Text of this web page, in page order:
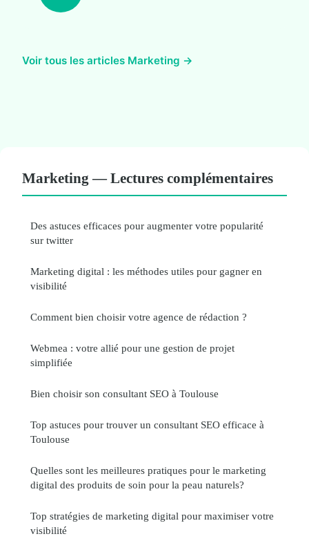
Voir tous les articles Marketing →
Marketing — Lectures complémentaires
Des astuces efficaces pour augmenter votre popularité
sur twitter
Marketing digital : les méthodes utiles pour gagner en
visibilité
Comment bien choisir votre agence de rédaction ?
Webmea : votre allié pour une gestion de projet
simplifiée
Bien choisir son consultant SEO à Toulouse
Top astuces pour trouver un consultant SEO efficace à
Toulouse
Quelles sont les meilleures pratiques pour le marketing
digital des produits de soin pour la peau naturels?
Top stratégies de marketing digital pour maximiser votre
visibilité